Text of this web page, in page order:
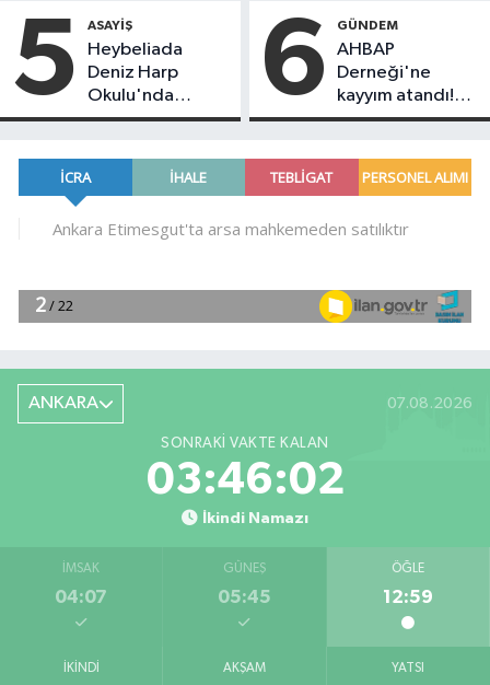
tahliye edildi!
5 ASAYIŞ
Heybeliada
Deniz Harp
Okulu'nda
korkutan yangın!
müdahale devam
ediyor
6 GÜNDEM
AHBAP
Derneği'ne
kayyım atandı!
Tüm faaliyetleri
ANKARA 07.08.2026
SONRAKI VAKTE KALAN
03:46:01
İkindi Namazı
İMSAK
04:07
GÜNEŞ
05:45
ÖĞLE
12:59
İKINDI AKŞAM YATSI